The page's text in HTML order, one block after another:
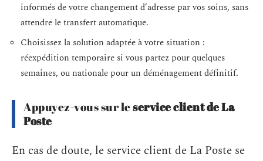
informés de votre changement d’adresse par vos soins, sans
attendre le transfert automatique.
Choisissez la solution adaptée à votre situation :
réexpédition temporaire si vous partez pour quelques
semaines, ou nationale pour un déménagement définitif.
Appuyez-vous sur leservice client de La
Poste
En cas de doute, le service client de La Poste se